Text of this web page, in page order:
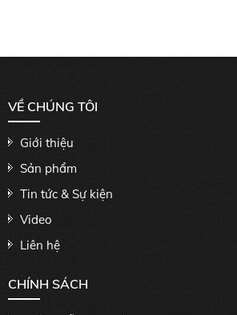
VỀ CHÚNG TÔI
Giới thiệu
Sản phẩm
Tin tức & Sự kiện
Video
Liên hệ
CHÍNH SÁCH